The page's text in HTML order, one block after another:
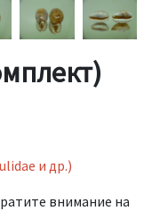
и др.)
внимание на